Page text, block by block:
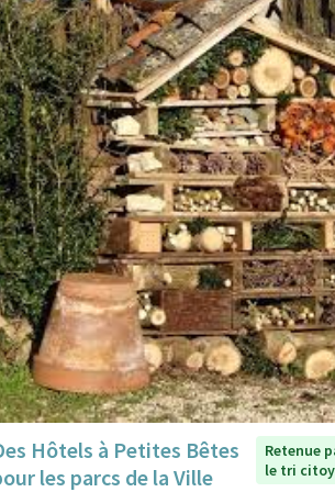
Hôtels à Petites Bêtes
les parcs de la Ville
Retenue
le tri